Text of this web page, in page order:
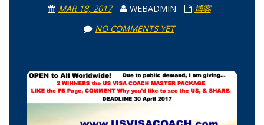
MAR 18, 2017 WEBADMIN
博客
NO COMMENTS YET